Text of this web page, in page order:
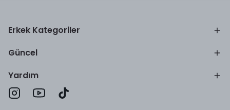
Erkek Kategoriler
Güncel
Yardım